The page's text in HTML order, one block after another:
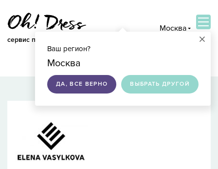
сервис по подбору свадебных платьев
Москва
×
Ваш регион?
Москва
ДА, ВСЕ ВЕРНО ВЫБРАТЬ ДРУГОЙ